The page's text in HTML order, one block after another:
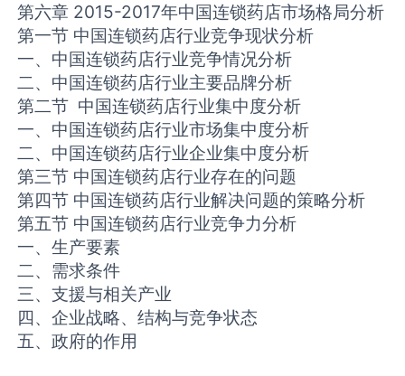
第六章 2015-2017年中国连锁药店市场格局分析
第一节 中国连锁药店行业竞争现状分析
一、中国连锁药店行业竞争情况分析
二、中国连锁药店行业主要品牌分析
第二节 中国连锁药店行业集中度分析
一、中国连锁药店行业市场集中度分析
二、中国连锁药店行业企业集中度分析
第三节 中国连锁药店行业存在的问题
第四节 中国连锁药店行业解决问题的策略分析
第五节 中国连锁药店行业竞争力分析
一、生产要素
二、需求条件
三、支援与相关产业
四、企业战略、结构与竞争状态
五、政府的作用